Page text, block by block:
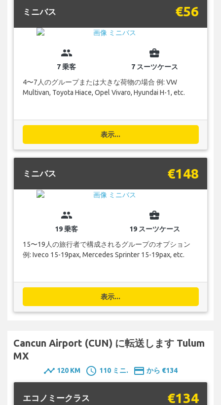
ミニバス €56
group
7 乗客
business_center
7 スーツケース
4〜7人のグループまたは大きな荷物の場合 例: VW
Multivan, Toyota Hiace, Opel Vivaro, Hyundai H-1, etc.
表示...
ミニバス €148
group
19 乗客
business_center
19 スーツケース
15〜19人の旅行者で構成されるグループのオプション
例: Iveco 15-19pax, Mercedes Sprinter 15-19pax, etc.
表示...
Cancun Airport (CUN) に転送します Tulum
MX
timeline 120 KM schedule 110 ミニ. payment から €134
エコノミークラス €134